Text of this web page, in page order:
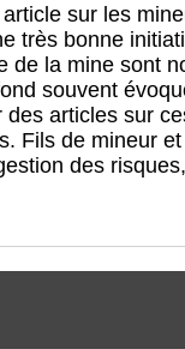
sur les
très bonne
de la mine sont
souvent
des articles sur
Fils de mineur
des